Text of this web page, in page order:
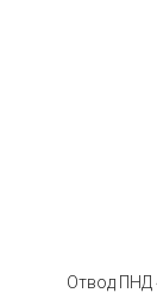
Отвод ПНД